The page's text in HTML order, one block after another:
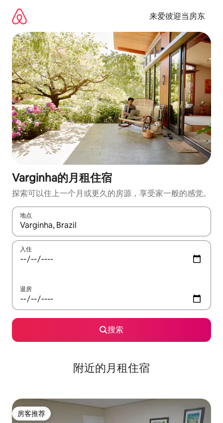
来爱彼迎当房东
Varginha的月租住宿
探索可以住上一个月或更久的房源，享受家一般的感觉。
地点
如有搜索结果，请使用上下方向键查看，或通过点击或滑动手势
入住
退房
搜索
附近的月租住宿
房客推荐
房客推荐